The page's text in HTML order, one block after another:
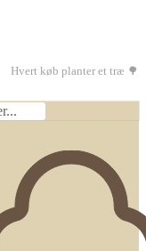
Hvert køb planter et træ 🌳